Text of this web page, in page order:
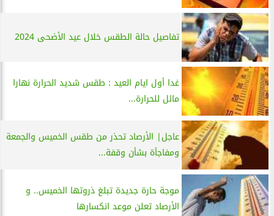
تفاصيل حالة الطقس خلال عيد الأضحى 2024
غدا أول ايام العيد : طقس شديد الحرارة نهارا
مائل للحرارة...
عاجل| الأرصاد تحذر من طقس الخميس والجمعة
ومفاجأة بشأن وقفة...
موجة حارة جديدة تبلغ ذروتها الخميس.. و
الأرصاد تعلن موعد انكسارها